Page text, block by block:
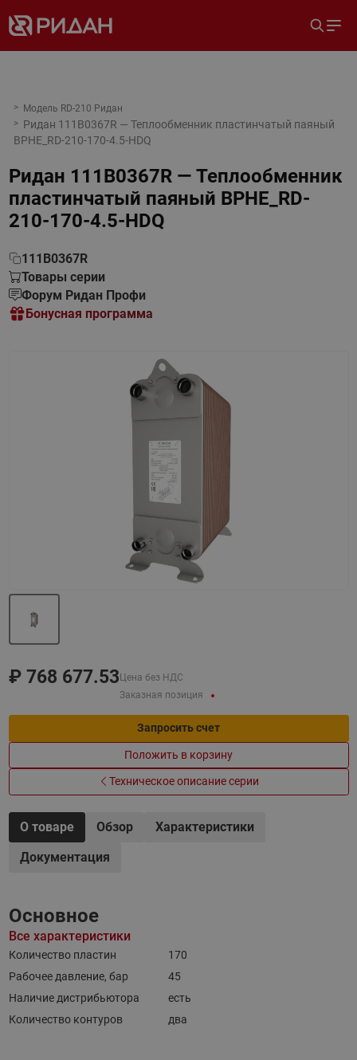
Модель RD-210 Ридан
Ридан 111B0367R — Теплообменник пластинчатый паяный
BPHE_RD-210-170-4.5-HDQ
Ридан 111B0367R — Теплообменник
пластинчатый паяный BPHE_RD-
210-170-4.5-HDQ
111B0367R
Товары серии
Форум Ридан Профи
Бонусная программа
₽ 768 677.53 Цена без НДС
Заказная позиция
Запросить счет
Положить в корзину
Техническое описание серии
О товаре Обзор
Характеристики
Документация
Основное
Все характеристики
Количество пластин
170
Рабочее давление, бар
45
Наличие дистрибьютора
есть
Количество контуров
два